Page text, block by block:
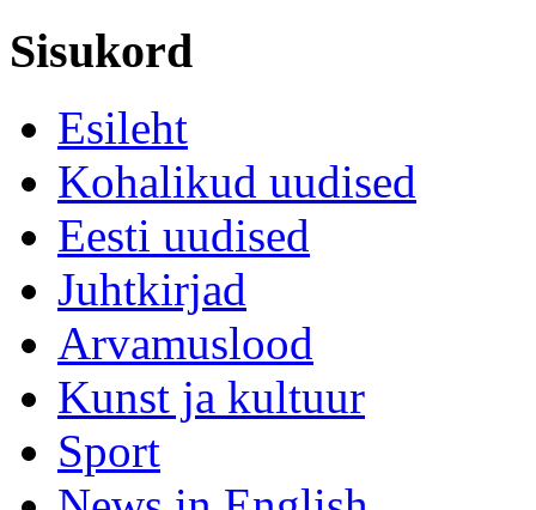
Sisukord
Esileht
Kohalikud uudised
Eesti uudised
Juhtkirjad
Arvamuslood
Kunst ja kultuur
Sport